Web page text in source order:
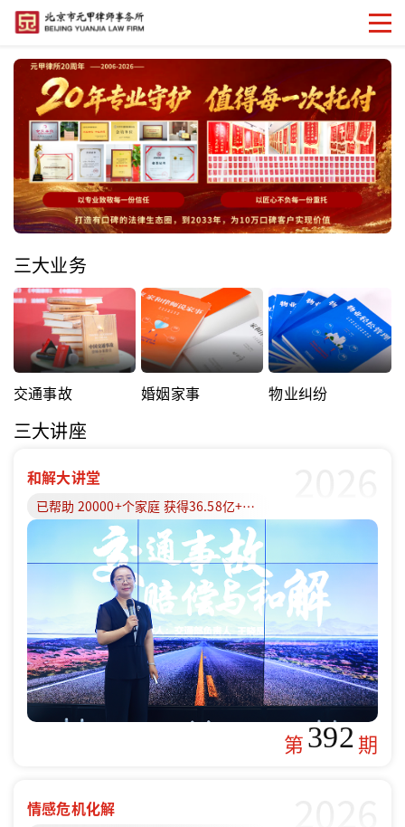
三大业务
交通事故 婚姻家事 物业纠纷
三大讲座
和解大讲堂
已帮助 20000+个家庭 获得36.58亿+赔偿款
第392期
情感危机化解